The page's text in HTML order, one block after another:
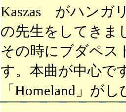
Kaszas がハンガ
の先生をしてきま
その時にブダペス
す。本曲が中心で
「Homeland」が